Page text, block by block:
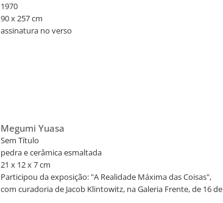
1970
90 x 257 cm
assinatura no verso
Megumi Yuasa
Sem Título
pedra e cerâmica esmaltada
21 x 12 x 7 cm
Participou da exposição: "A Realidade Máxima das Coisas",
com curadoria de Jacob Klintowitz, na Galeria Frente, de 16 de